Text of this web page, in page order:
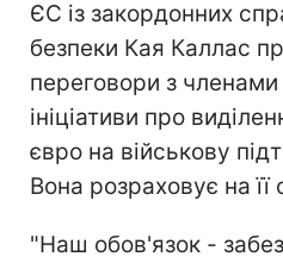
ЄС із закордонних
безпеки Кая Каллас
переговори з
ініціативи про
євро на військову
Вона розраховує на її
"Наш обов'язок -